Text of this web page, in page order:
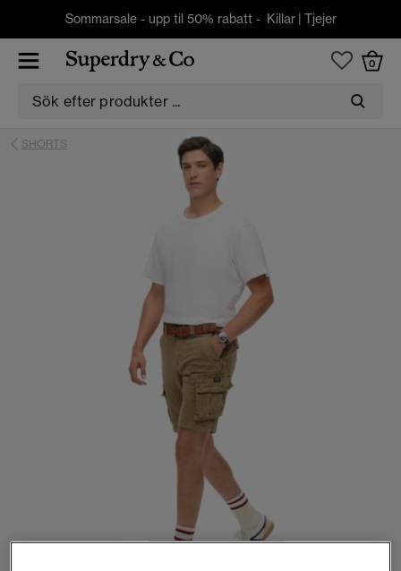
Sommarsale - upp til 50% rabatt - Killar| Tjejer
0
SHORTS